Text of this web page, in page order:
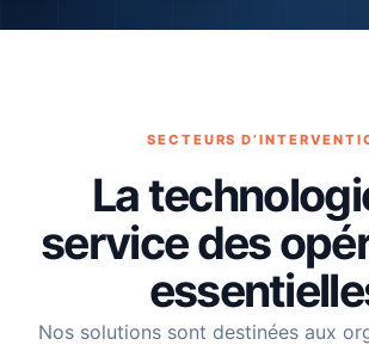
SECTEURS
La
service des
Nos solutions sont destinées aux